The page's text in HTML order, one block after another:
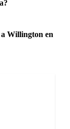
Willington en